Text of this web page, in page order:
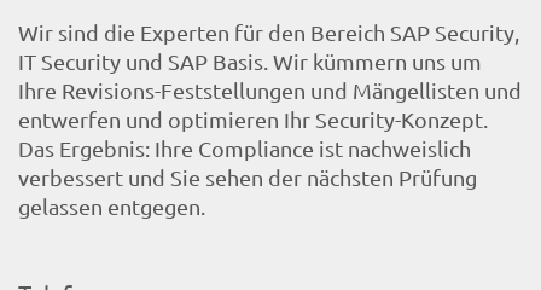
Wir sind die Experten für den Bereich SAP Security,
IT Security und SAP Basis. Wir kümmern uns um
Ihre Revisions-Feststellungen und Mängellisten und
entwerfen und optimieren Ihr Security-Konzept.
Das Ergebnis: Ihre Compliance ist nachweislich
verbessert und Sie sehen der nächsten Prüfung
gelassen entgegen.